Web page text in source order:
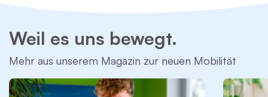
Weil es uns bewegt.
Mehr aus unserem Magazin zur neuen Mobilität